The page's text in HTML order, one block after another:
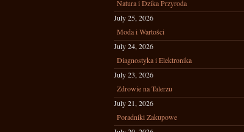
Natura i Dzika Przyroda
July 25, 2026
Moda i Wartości
July 24, 2026
Diagnostyka i Elektronika
July 23, 2026
Zdrowie na Talerzu
July 21, 2026
Poradniki Zakupowe